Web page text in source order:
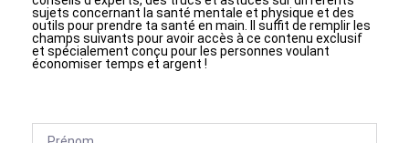
sujets concernant la santé mentale et physique et des
outils pour prendre ta santé en main. Il suffit de remplir les
champs suivants pour avoir accès à ce contenu exclusif
et spécialement conçu pour les personnes voulant
économiser temps et argent !